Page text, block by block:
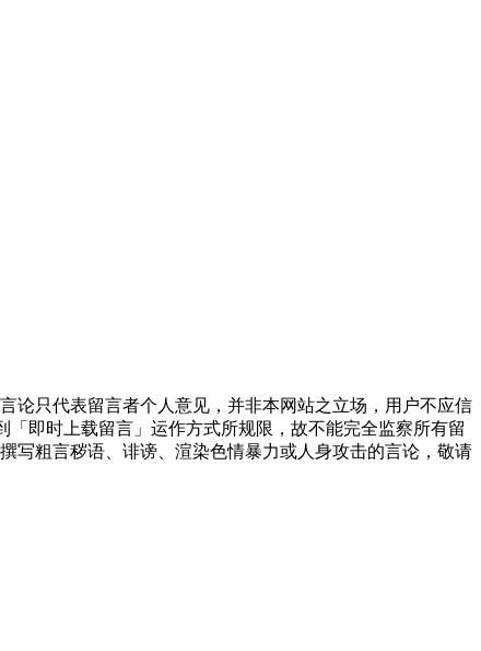
论只代表留言者个人意见，并非本网站之立场，用户不应信
即时上载留言」运作方式所规限，故不能完全监察所有留
写粗言秽语、诽谤、渲染色情暴力或人身攻击的言论，敬请